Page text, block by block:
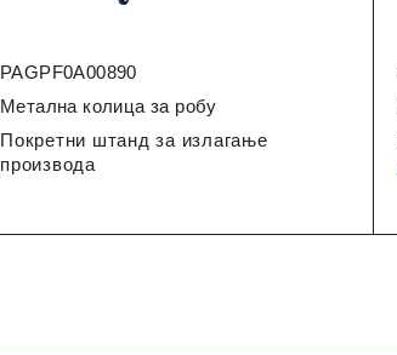
PAGPF0A00890
Метална колица за робу
Покретни штанд за излагање
производа